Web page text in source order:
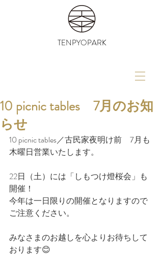
TENPYOPARK
10 picnic tables 7月のお知
らせ
10 picnic tables／古民家夜明け前　7月も
木曜日営業いたします。
22日（土）には「しもつけ燈桜会」も
開催！
今年は一日限りの開催となりますので
ご注意ください。
みなさまのお越しを心よりお待ちして
おります😊